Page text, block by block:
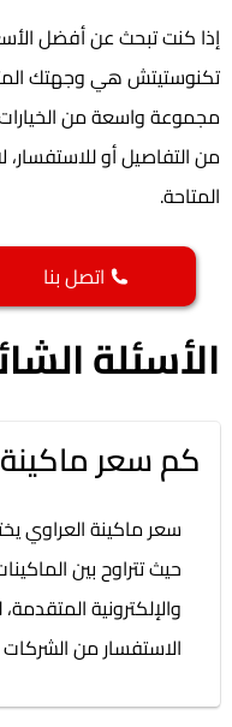
إذا كنت تبحث عن أفضل
تكنوستيتش هي وجهتك
مجموعة واسعة من الخيارات
من التفاصيل أو للاستفسار،
المتاحة.
اتصل بنا
الأسئلة
كم سعر
سعر ماكينة العراوي
حيث تتراوح بين
والإلكترونية
الاستفسار من